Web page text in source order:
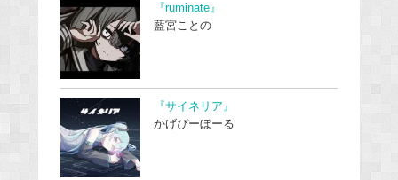
『ruminate』
藍宮ことの
『サイネリア』
かげぴーぼーる